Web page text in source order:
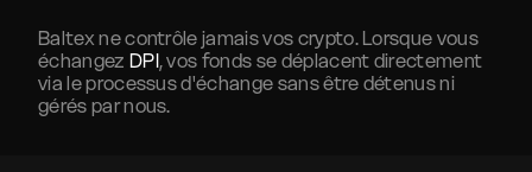
Baltex ne contrôle jamais vos crypto. Lorsque vous
échangez DPI, vos fonds se déplacent directement
via le processus d'échange sans être détenus ni
gérés par nous.